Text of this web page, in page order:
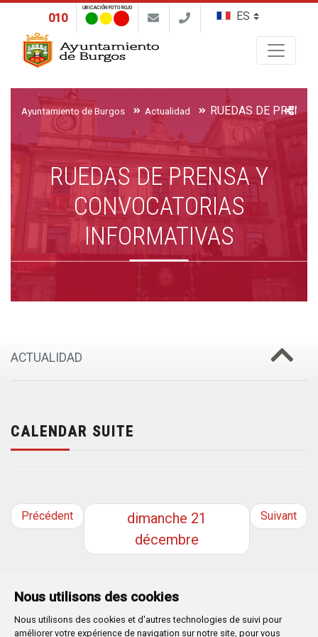
Nous utilisons des cookies
Nous utilisons des cookies et d'autres technologies de suivi pour
améliorer votre expérience de navigation sur notre site, pour vous
010
UBICACIÓN FOTO ROJO
Ayuntamiento de Burgos Actualidad
RUEDAS DE PRENSA Y
CONVOCATORIAS
INFORMATIVAS
ACTUALIDAD
CALENDAR SUITE
Précédent dimanche 21
décembre
Suivant
Plaza Mayor 1- 09071BURGOS